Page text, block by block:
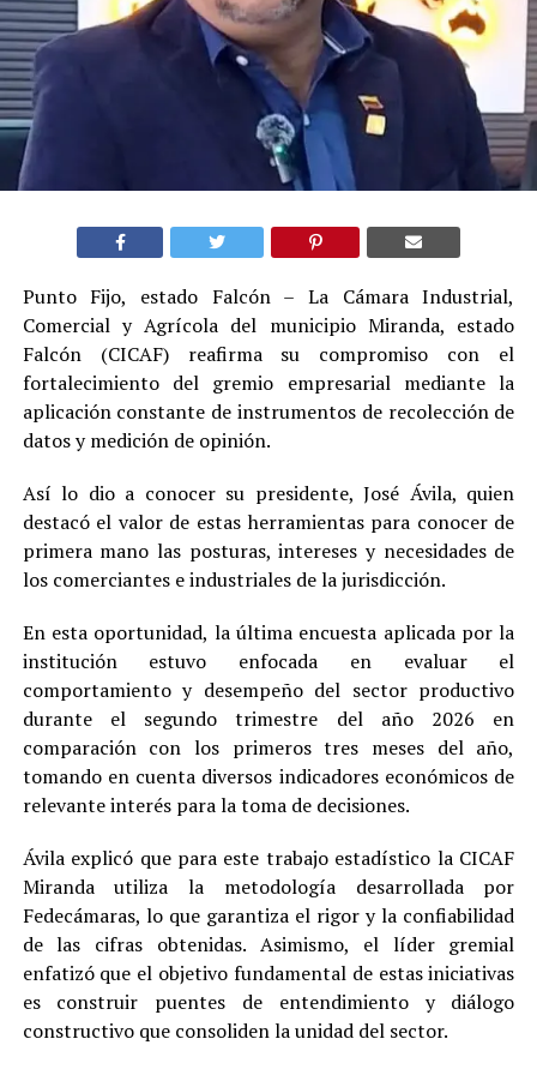
Punto Fijo, estado Falcón – La Cámara Industrial,
Comercial y Agrícola del municipio Miranda, estado
Falcón (CICAF) reafirma su compromiso con el
fortalecimiento del gremio empresarial mediante la
aplicación constante de instrumentos de recolección de
datos y medición de opinión.
Así lo dio a conocer su presidente, José Ávila, quien
destacó el valor de estas herramientas para conocer de
primera mano las posturas, intereses y necesidades de
los comerciantes e industriales de la jurisdicción.
En esta oportunidad, la última encuesta aplicada por la
institución estuvo enfocada en evaluar el
comportamiento y desempeño del sector productivo
durante el segundo trimestre del año 2026 en
comparación con los primeros tres meses del año,
tomando en cuenta diversos indicadores económicos de
relevante interés para la toma de decisiones.
Ávila explicó que para este trabajo estadístico la CICAF
Miranda utiliza la metodología desarrollada por
Fedecámaras, lo que garantiza el rigor y la confiabilidad
de las cifras obtenidas. Asimismo, el líder gremial
enfatizó que el objetivo fundamental de estas iniciativas
es construir puentes de entendimiento y diálogo
constructivo que consoliden la unidad del sector.